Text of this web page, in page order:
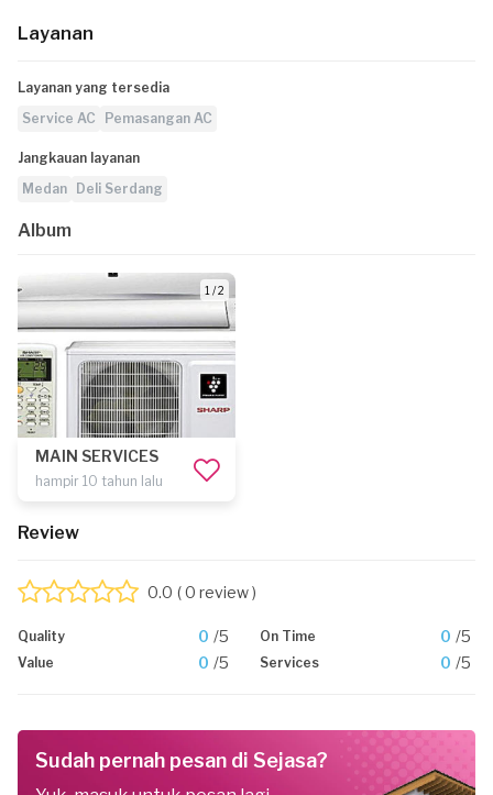
Layanan
Layanan yang tersedia
Service AC
Pemasangan AC
Jangkauan layanan
Medan
Deli Serdang
Album
1 / 2
MAIN SERVICES
hampir 10 tahun lalu
Review
0.0 ( 0 review )
Quality 0 /5 On Time 0 /5
Value 0 /5 Services 0 /5
Sudah pernah pesan di Sejasa?